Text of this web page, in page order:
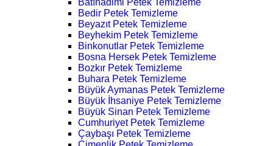
Batıhadimi Petek Temizleme
Bedir Petek Temizleme
Beyazıt Petek Temizleme
Beyhekim Petek Temizleme
Binkonutlar Petek Temizleme
Bosna Hersek Petek Temizleme
Bozkır Petek Temizleme
Buhara Petek Temizleme
Büyük Aymanas Petek Temizleme
Büyük İhsaniye Petek Temizleme
Büyük Sinan Petek Temizleme
Cumhuriyet Petek Temizleme
Çaybaşı Petek Temizleme